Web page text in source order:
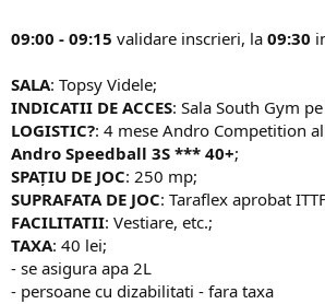
09:00 - 09:15 validare inscrieri, la 09:30
SALA: Topsy Videle;
INDICATII DE ACCES: Sala South Gym pe
LOGISTIC?: 4 mese Andro Competition
Andro Speedball 3S *** 40+;
SPAȚIU DE JOC: 250 mp;
SUPRAFATA DE JOC: Taraflex aprobat
FACILITATII: Vestiare, etc.;
TAXA: 40 lei;
- se asigura apa 2L
- persoane cu dizabilitati - fara taxa